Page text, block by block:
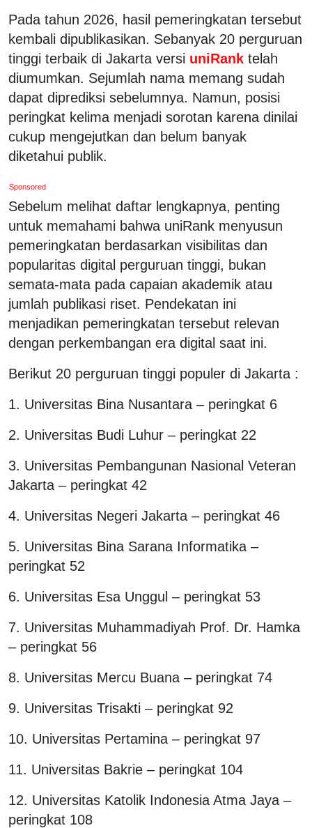
Pada tahun 2026, hasil pemeringkatan tersebut
kembali dipublikasikan. Sebanyak 20 perguruan
tinggi terbaik di Jakarta versi uniRank telah
diumumkan. Sejumlah nama memang sudah
dapat diprediksi sebelumnya. Namun, posisi
peringkat kelima menjadi sorotan karena dinilai
cukup mengejutkan dan belum banyak
diketahui publik.
Sponsored
Sebelum melihat daftar lengkapnya, penting
untuk memahami bahwa uniRank menyusun
pemeringkatan berdasarkan visibilitas dan
popularitas digital perguruan tinggi, bukan
semata-mata pada capaian akademik atau
jumlah publikasi riset. Pendekatan ini
menjadikan pemeringkatan tersebut relevan
dengan perkembangan era digital saat ini.
Berikut 20 perguruan tinggi populer di Jakarta :
1. Universitas Bina Nusantara – peringkat 6
2. Universitas Budi Luhur – peringkat 22
3. Universitas Pembangunan Nasional Veteran
Jakarta – peringkat 42
4. Universitas Negeri Jakarta – peringkat 46
5. Universitas Bina Sarana Informatika –
peringkat 52
6. Universitas Esa Unggul – peringkat 53
7. Universitas Muhammadiyah Prof. Dr. Hamka
– peringkat 56
8. Universitas Mercu Buana – peringkat 74
9. Universitas Trisakti – peringkat 92
10. Universitas Pertamina – peringkat 97
11. Universitas Bakrie – peringkat 104
12. Universitas Katolik Indonesia Atma Jaya –
peringkat 108